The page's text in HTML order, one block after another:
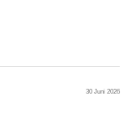
30 Juni 2026